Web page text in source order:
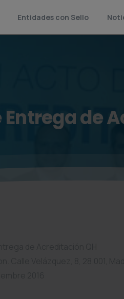
Entidades con Sello
Entregade